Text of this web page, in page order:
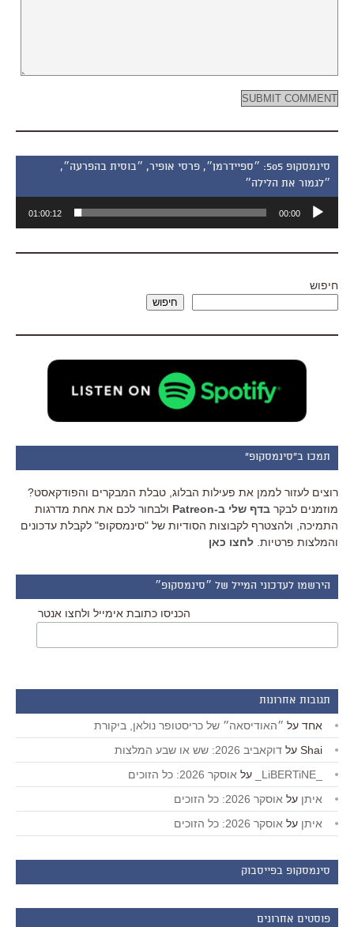
סינמסקופ 505: ״ספיידרמן״, פרסי אופיר, ״בוסית בהפרעה״,
״לגמור את הלילה״
אודיו
00:00
01:00:12
חיפוש
חיפוש
תמכו ב"סינמסקופ"
רוצים לעזור לממן את פעילות הבלוג, טבלת המבקרים והפודקאסט?
מוזמנים לבקר בדף שלי ב-Patreon
ולבחור לכם את אחת מדרגות
התמיכה, ולהצטרף לקבוצות הסודיות של "סינמסקופ" לקבלת עדכונים
והמלצות פרטיות. לחצו כאן
הירשמו לעדכוני המייל של ״סינמסקופ״
הכניסו כתובת אימייל ולחצו אנטר
תגובות אחרונות
אחד על ״האודיסאה״ של כריסטופר נולאן, ביקורת
Shai על דוקאביב 2026: שש או שבע המלצות
על אוסקר 2026: כל הזוכים
איתן על אוסקר 2026: כל הזוכים
איתן על אוסקר 2026: כל הזוכים
סינמסקופ בפייסבוק
פוסטים אחרונים